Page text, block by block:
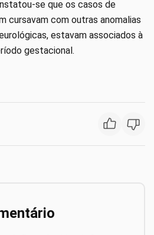
se que os casos de
cursavam com outras anomalias
estavam associados à
gestacional.